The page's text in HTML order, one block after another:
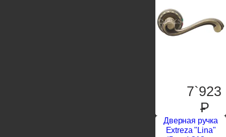
7`923
P
Дверная ручка
Extreza "Lina"